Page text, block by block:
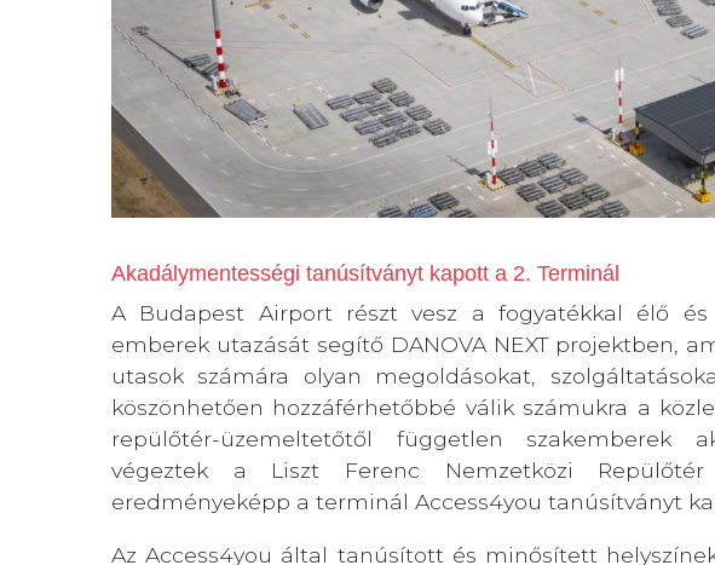
Akadálymentességi tanúsítványt kapott a 2. Terminál
A Budapest Airport részt vesz a fogyatékkal élő és
emberek utazását segítő DANOVA NEXT projektben,
utasok számára olyan megoldásokat,
köszönhetően hozzáférhetőbbé válik számukra a
repülőtér-üzemeltetőtől független szakemberek
végeztek a Liszt Ferenc Nemzetközi
eredményeképp a terminál Access4you tanúsítványt
Az Access4you által tanúsított és minősített